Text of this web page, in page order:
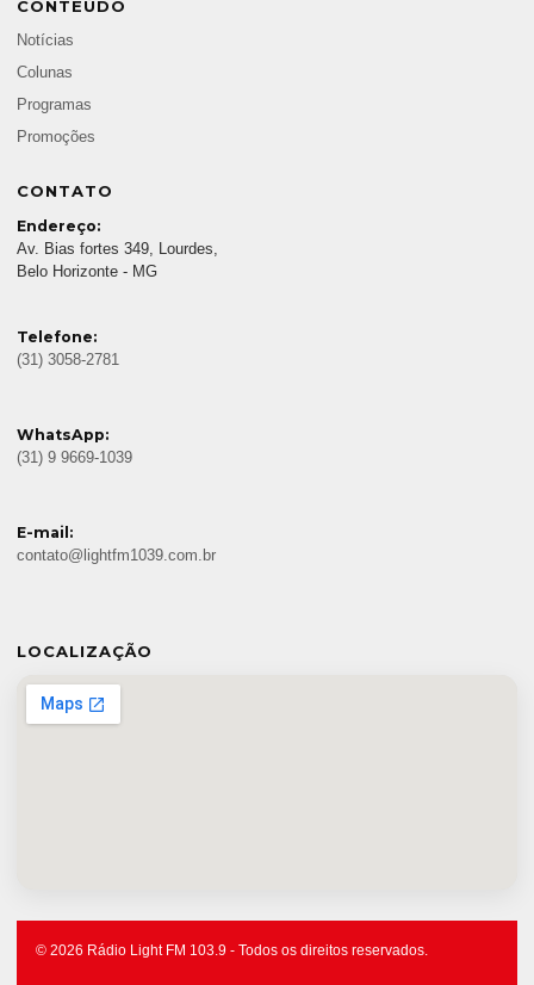
CONTEÚDO
Notícias
Colunas
Programas
Promoções
CONTATO
Endereço:
Av. Bias fortes 349, Lourdes,
Belo Horizonte - MG
Telefone:
(31) 3058-2781
WhatsApp:
(31) 9 9669-1039
E-mail:
contato@lightfm1039.com.br
LOCALIZAÇÃO
© 2026 Rádio Light FM 103.9 - Todos os direitos reservados.